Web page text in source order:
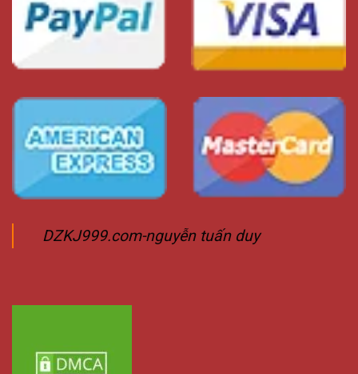
DZKJ999.com-nguyễn tuấn duy